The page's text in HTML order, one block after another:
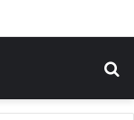
su caso